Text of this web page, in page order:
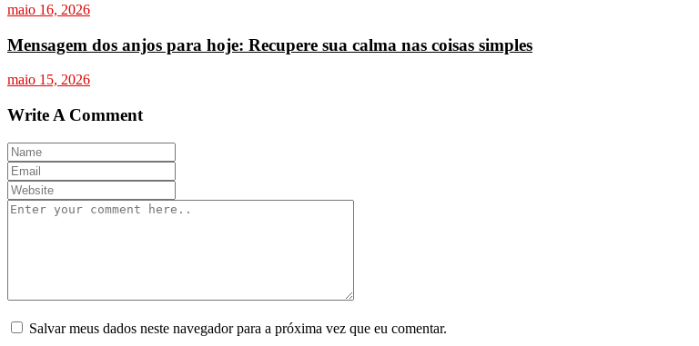
maio 16, 2026
Mensagem dos anjos para hoje: Recupere sua calma nas coisas simples
maio 15, 2026
Write A Comment
Salvar meus dados neste navegador para a próxima vez que eu comentar.